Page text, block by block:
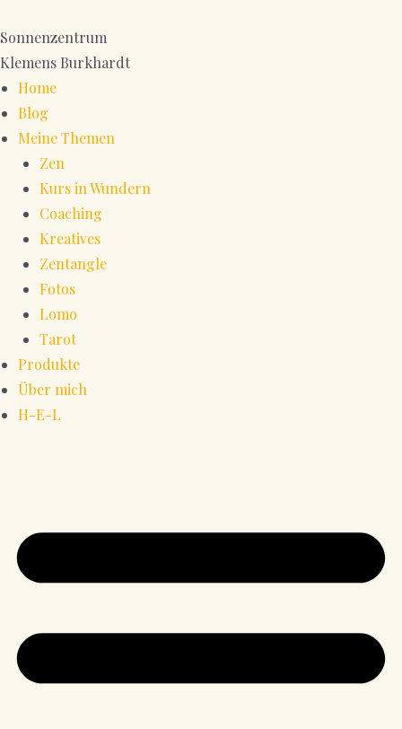
Inhalt
springen
Sonnenzentrum
Klemens Burkhardt
Home
Blog
Meine Themen
Zen
Kurs in Wundern
Coaching
Kreatives
Zentangle
Fotos
Lomo
Tarot
Produkte
Über mich
H-E-L